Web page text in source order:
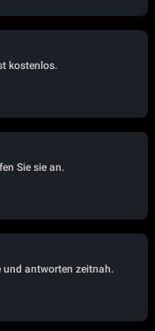
kostenlos.
Sie sie an.
und antworten zeitnah.